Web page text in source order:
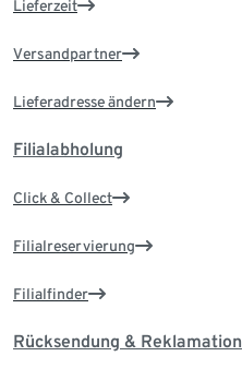
Lieferzeit
Versandpartner
Lieferadresse ändern
Filialabholung
Click & Collect
Filialreservierung
Filialfinder
Rücksendung & Reklamation